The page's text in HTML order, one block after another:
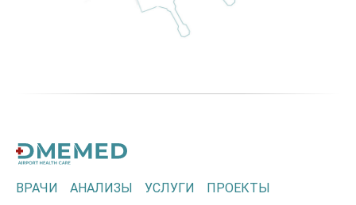
ВРАЧИ АНАЛИЗЫ УСЛУГИ
ПРОЕКТЫ